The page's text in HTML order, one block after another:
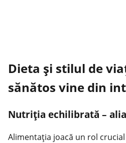
Dieta și stilul de
sănătos vine din
Nutriția echilibrată –
Alimentația joacă un rol